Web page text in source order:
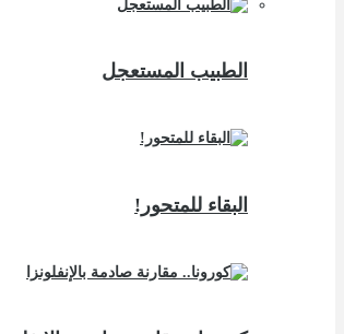
الطبيب المستعجل
البقاء للمتحور!